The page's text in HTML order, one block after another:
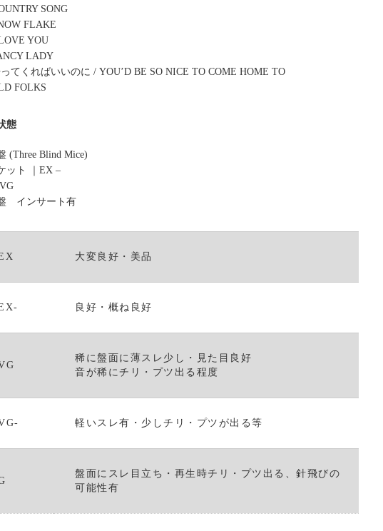
SONG
FLAKE
YOU
LADY
てくればいいのに / YOU’D BE SO NICE TO COME HOME TO
FOLKS
態
(Three Blind Mice)
ット ｜EX –
インサート有
大変良好・美品
良好・概ね良好
稀に盤面に薄スレ少し・見た目良好
音が稀にチリ・プツ出る程度
軽いスレ有・少しチリ・プツが出る等
盤面にスレ目立ち・再生時チリ・プツ出る、針飛びの
可能性有